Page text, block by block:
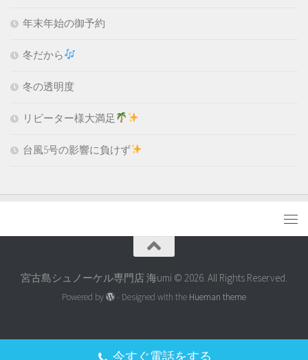
年末年始の御予約
冬だから
冬の透明度
リピーター様大満足
台風5号の影響に負けず
宮古島シュノーケル専門店 海umi © 2026. All Rights Reserved.
Powered by - Designed with the Hueman theme
今すぐ電話をする